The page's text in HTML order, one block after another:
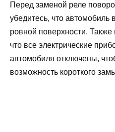
Перед заменой реле
убедитесь, что автомобиль
ровной поверхности. Также
что все электрические
автомобиля отключены,
возможность короткого